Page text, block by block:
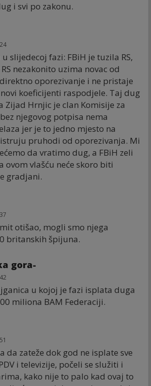
i svi po zakonu.
slijedecoj fazi: FBiH je tuzila RS,
nezakonito uzima novac od
oporezivanje i ne pristaje
koeficijenti raspodjele. Taj dug
Zijad Hrnjic je clan Komisije za
njegovog potpisa nema
jer je to jedno mjesto na
pruhodi od oporezivanja. Mi
da vratimo dug, a FBiH zeli
ovom vlašću neće skoro biti
gradjani.
otišao, mogli smo njega
britanskih špijuna.
gora-
u kojoj je fazi isplata duga
miliona BAM Federaciji.
da zateže dok god ne isplate sve
i televizije, počeli se služiti i
kako nije to palo kad ovaj to